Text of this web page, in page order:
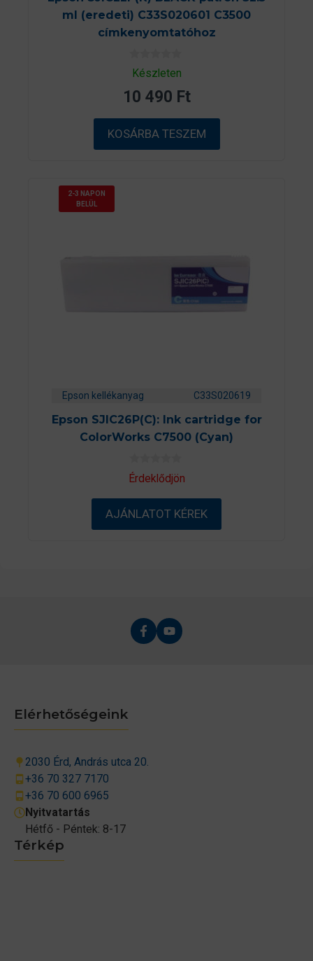
ml (eredeti) C33S020601 C3500
címkenyomtatóhoz
0
a
5
b
ő
l
Készleten
10 490 Ft
KOSÁRBA TESZEM
2-3 NAPON
BELÜL
Epson kellékanyag C33S020619
Epson SJIC26P(C): Ink cartridge for
ColorWorks C7500 (Cyan)
0
a
-
ő
Érdeklődjön
AJÁNLATOT KÉREK
Térkép
Elérhetőségeink
2030 Érd, András utca 20.
+36 70 327 7170
+36 70 600 6965
Nyitvatartás
Hétfő - Péntek: 8-17